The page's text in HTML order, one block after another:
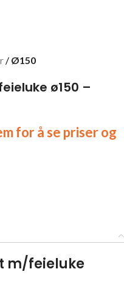
Ø150
ø150 –
for å se priser og
m/feieluke